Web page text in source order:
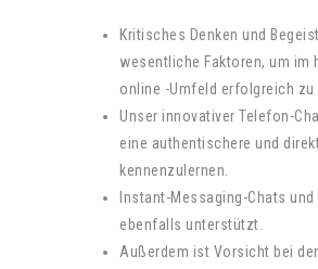
Kritisches Denken und
wesentliche Faktoren, um im
online -Umfeld erfolgreich zu
Unser innovativer Telefon-
eine authentischere und
kennenzulernen.
Instant-Messaging-Chats
ebenfalls unterstützt.
Außerdem ist Vorsicht bei